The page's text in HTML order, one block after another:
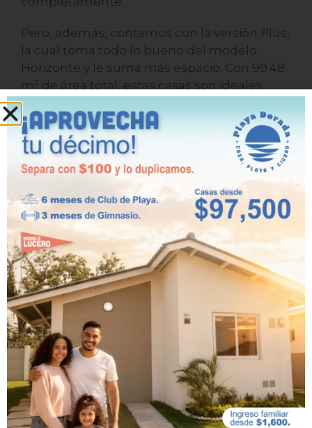
Pero, además, contamos con la versión Plus,
la cual toma todo lo bueno del modelo
Horizonte y le suma más espacio. Con 99.48
m² de área total, estas casas son ideales
para quienes desean un hogar más amplio,
sin renunciar a la comodidad ni al estilo
moderno de Playa Dorada.
Playa Dorada
Residences and
Beach Club: casas
frente al mar con
ubicación ideal
Nuestro proyecto ha sido diseñado para
quienes sueñan con una casa de playa en
Panamá sin sacrificar la comodidad, la